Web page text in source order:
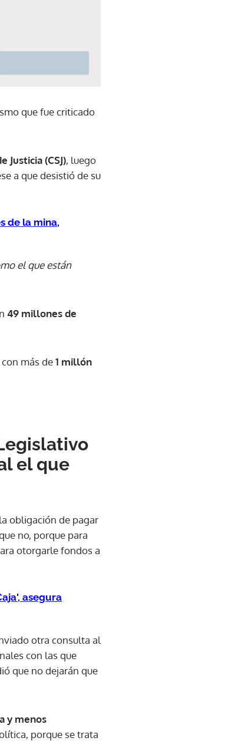
que fue criticado
(CSJ), luego
a que desistió de su
de la mina,
el que están
49 millones de
más de1 millón
el que
obligación de pagar
no, porque para
otorgarle fondos a
asegura
otra consulta al
con las que
que no dejarán que
y menos
porque se trata